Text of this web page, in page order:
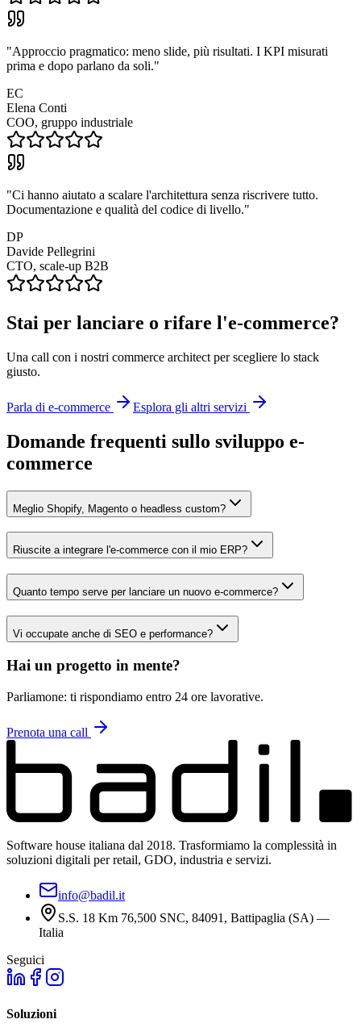
"Approccio pragmatico: meno slide, più risultati. I KPI misurati
prima e dopo parlano da soli."
EC
Elena Conti
COO, gruppo industriale
"Ci hanno aiutato a scalare l'architettura senza riscrivere tutto.
Documentazione e qualità del codice di livello."
DP
Davide Pellegrini
CTO, scale-up B2B
Stai per lanciare o rifare l'e-commerce?
Una call con i nostri commerce architect per scegliere lo stack
giusto.
Parla di e-commerce Esplora gli altri servizi
Domande frequenti sullo sviluppo e-
commerce
Meglio Shopify, Magento o headless custom?
Riuscite a integrare l'e-commerce con il mio ERP?
Quanto tempo serve per lanciare un nuovo e-commerce?
Vi occupate anche di SEO e performance?
Hai un progetto in mente?
Parliamone: ti rispondiamo entro 24 ore lavorative.
Prenota una call
Software house italiana dal 2018. Trasformiamo la complessità in
soluzioni digitali per retail, GDO, industria e servizi.
info@badil.it
S.S. 18 Km 76,500 SNC, 84091, Battipaglia (SA) —
Italia
Seguici
Soluzioni